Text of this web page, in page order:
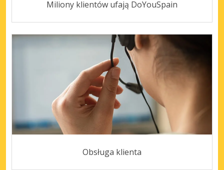
Miliony klientów ufają DoYouSpain
Obsługa klienta